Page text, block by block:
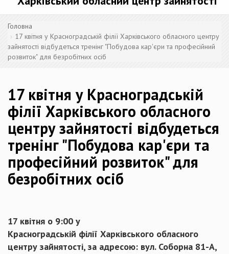
Головна
17 квітня у Красноградській філії Харківського обласного центру
зайнятості відбудеться тренінг "Побудова кар'єри та професійний
розвиток" для безробітних осіб
17 квітня у Красноградській
філії Харківського обласного
центру зайнятості відбудеться
тренінг "Побудова кар'єри та
професійний розвиток" для
безробітних осіб
17 квітня о 9:00 у
Красноградській філії Харківського обласного
центру зайнятості, за адресою: вул. Соборна 81-А,